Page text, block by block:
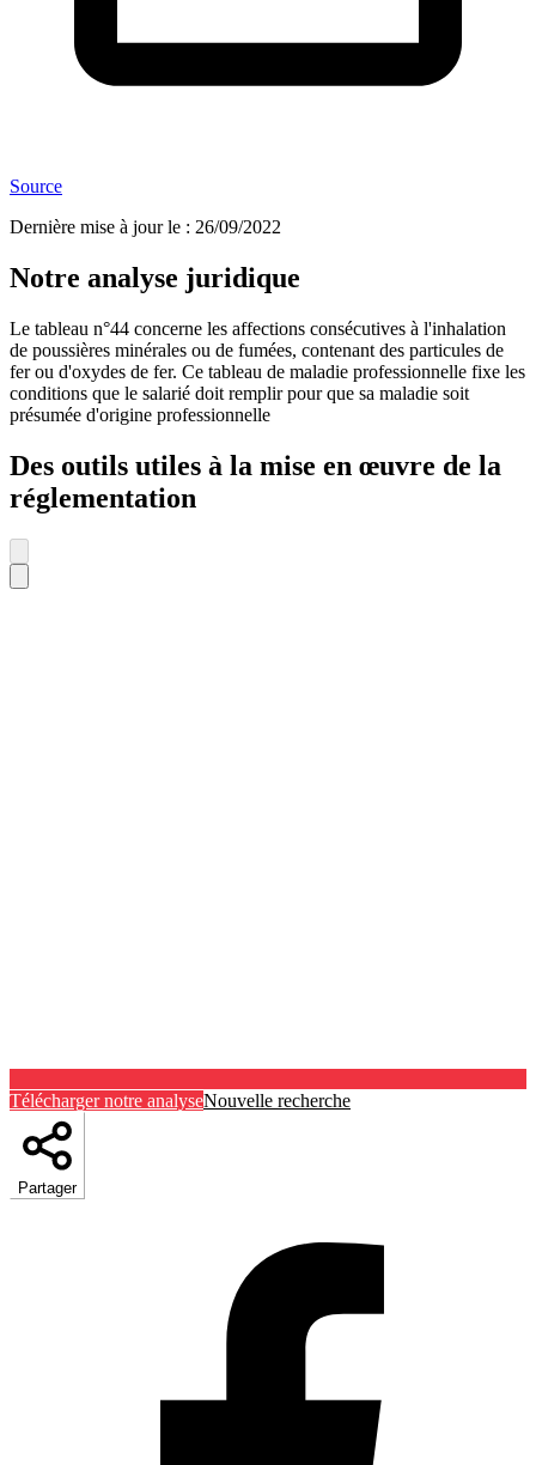
Source
Dernière mise à jour le : 26/09/2022
Notre analyse juridique
Le tableau n°44 concerne les affections consécutives à l'inhalation
de poussières minérales ou de fumées, contenant des particules de
fer ou d'oxydes de fer. Ce tableau de maladie professionnelle fixe les
conditions que le salarié doit remplir pour que sa maladie soit
présumée d'origine professionnelle
Des outils utiles à la mise en œuvre de la
réglementation
Télécharger notre analyseNouvelle recherche
Partager